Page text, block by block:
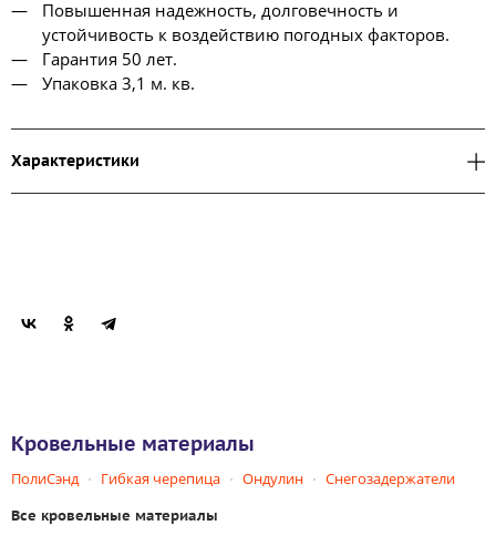
Повышенная надежность, долговечность и
устойчивость к воздействию погодных факторов.
Гарантия 50 лет.
Упаковка 3,1 м. кв.
Характеристики
Кровельные материалы
ПолиСэнд Гибкая черепица Ондулин Снегозадержатели
Все кровельные материалы